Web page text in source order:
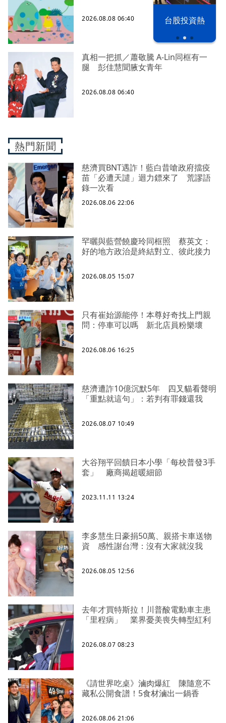
漢光42演習 台股投資熱
2026.08.08 06:40
真相一把抓／蕭敬騰 A-Lin同框有一
腿 彭佳慧聞腋女青年
2026.08.08 06:40
熱門新聞
慈濟買BNT遇詐！藍白昔嗆政府擋疫
苗「必遭天譴」迴力鏢來了 荒謬語
錄一次看
2026.08.06 22:06
罕曬與藍營饒慶玲同框照 蔡英文：
好的地方政治是終結對立、彼此接力
2026.08.05 15:07
只有崔始源能停！本尊好奇找上門親
問：停車可以嗎 新北店員粉樂壞
2026.08.06 16:25
慈濟遭詐10億沉默5年 四叉貓看聲明
「重點就這句」：若判有罪錢還我
2026.08.07 10:49
大谷翔平回饋日本小學「每校普發3手
套」 廠商揭超暖細節
2023.11.11 13:24
李多慧生日豪捐50萬、親搭卡車送物
資 感性謝台灣：沒有大家就沒我
2026.08.05 12:56
去年才買特斯拉！川普酸電動車主患
「里程病」 業界憂美喪失轉型紅利
2026.08.07 08:23
《請世界吃桌》滷肉爆紅 陳隨意不
藏私公開食譜！5食材滷出一鍋香
2026.08.06 21:06